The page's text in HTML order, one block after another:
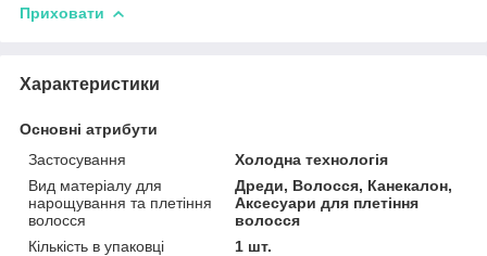
Приховати
Характеристики
Основні атрибути
Застосування
Холодна технологія
Вид матеріалу для
нарощування та плетіння
волосся
Дреди, Волосся, Канекалон,
Аксесуари для плетіння
волосся
Кількість в упаковці
1 шт.